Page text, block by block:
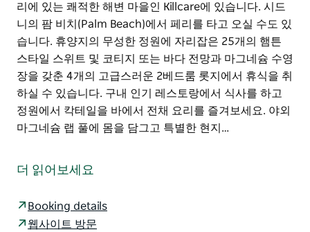
리에 있는 쾌적한 해변 마을인 Killcare에 있습니다. 시드
니의 팜 비치(Palm Beach)에서 페리를 타고 오실 수도 있
습니다. 휴양지의 무성한 정원에 자리잡은 25개의 햄튼
스타일 스위트 및 코티지 또는 바다 전망과 마그네슘 수영
장을 갖춘 4개의 고급스러운 2베드룸 롯지에서 휴식을 취
하실 수 있습니다. 구내 인기 레스토랑에서 식사를 하고
정원에서 칵테일을 바에서 전채 요리를 즐겨보세요. 야외
마그네슘 랩 풀에 몸을 담그고 특별한 현지…
Bells at Killcare Boutique Hotel, Restaurant and Spa는
NSW Bouddi 반도에 이상적으로 위치한 Bells at Killcare
더 읽어보세요
Booking details
웹사이트 방문